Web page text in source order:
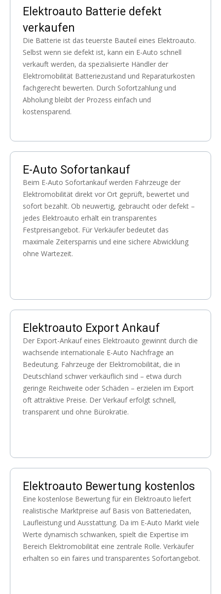
Elektroauto Batterie defekt
verkaufen
Die Batterie ist das teuerste Bauteil eines Elektroauto.
Selbst wenn sie defekt ist, kann ein E-Auto schnell
verkauft werden, da spezialisierte Händler der
Elektromobilität Batteriezustand und Reparaturkosten
fachgerecht bewerten. Durch Sofortzahlung und
Abholung bleibt der Prozess einfach und
kostensparend.
E-Auto Sofortankauf
Beim E-Auto Sofortankauf werden Fahrzeuge der
Elektromobilität direkt vor Ort geprüft, bewertet und
sofort bezahlt. Ob neuwertig, gebraucht oder defekt –
jedes Elektroauto erhält ein transparentes
Festpreisangebot. Für Verkäufer bedeutet das
maximale Zeitersparnis und eine sichere Abwicklung
ohne Wartezeit.
Elektroauto Export Ankauf
Der Export-Ankauf eines Elektroauto gewinnt durch die
wachsende internationale E-Auto Nachfrage an
Bedeutung. Fahrzeuge der Elektromobilität, die in
Deutschland schwer verkäuflich sind – etwa durch
geringe Reichweite oder Schäden – erzielen im Export
oft attraktive Preise. Der Verkauf erfolgt schnell,
transparent und ohne Bürokratie.
Elektroauto Bewertung kostenlos
Eine kostenlose Bewertung für ein Elektroauto liefert
realistische Marktpreise auf Basis von Batteriedaten,
Laufleistung und Ausstattung. Da im E-Auto Markt viele
Werte dynamisch schwanken, spielt die Expertise im
Bereich Elektromobilität eine zentrale Rolle. Verkäufer
erhalten so ein faires und transparentes Sofortangebot.